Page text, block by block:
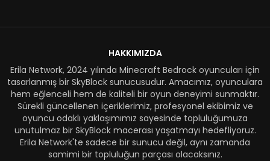
HAKKIMIZDA
Erila Network, 2024 yılında Minecraft Bedrock oyuncuları için
tasarlanmış bir SkyBlock sunucusudur. Amacımız, oyunculara
hem eğlenceli hem de kaliteli bir oyun deneyimi sunmaktır.
Sürekli güncellenen içeriklerimiz, profesyonel ekibimiz ve
oyuncu odaklı yaklaşımımız sayesinde topluluğumuza
unutulmaz bir SkyBlock macerası yaşatmayı hedefliyoruz.
Erila Network'te sadece bir sunucu değil, aynı zamanda
samimi bir topluluğun parçası olacaksınız.